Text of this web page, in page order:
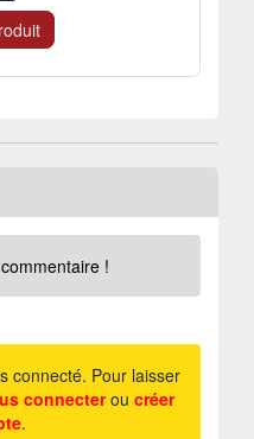
!
connecté. Pour laisser
connecterou créer
.